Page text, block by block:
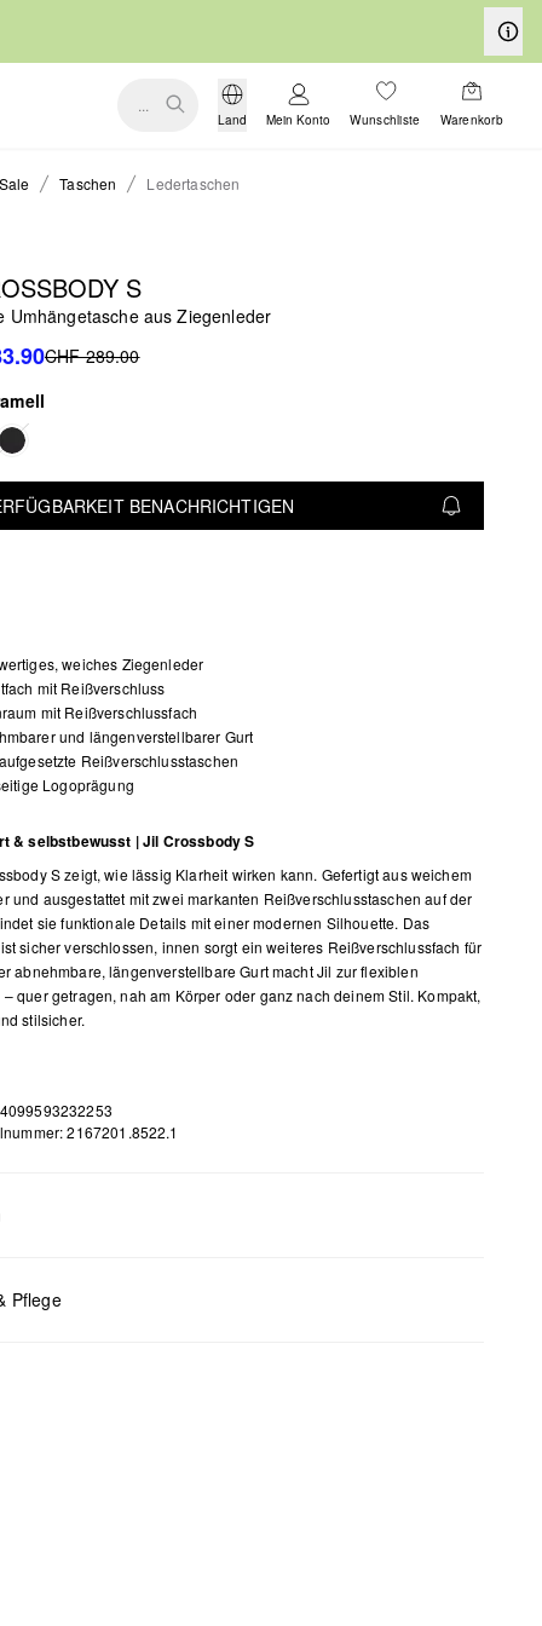
...
Land Mein Konto Wunschliste Warenkorb
Sale Taschen Ledertaschen
S
Umhängetasche aus Ziegenleder
CHF 289.00
BENACHRICHTIGEN
weiches Ziegenleder
mit Reißverschluss
mit Reißverschlussfach
und längenverstellbarer Gurt
Reißverschlusstaschen
Logoprägung
& selbstbewusst | Jil Crossbody S
S zeigt, wie lässig Klarheit wirken kann. Gefertigt aus weichem
und ausgestattet mit zwei markanten Reißverschlusstaschen auf der
sie funktionale Details mit einer modernen Silhouette. Das
sicher verschlossen, innen sorgt ein weiteres Reißverschlussfach für
abnehmbare, längenverstellbare Gurt macht Jil zur flexiblen
quer getragen, nah am Körper oder ganz nach deinem Stil. Kompakt,
stilsicher.
2167201.8522.1
Pflege